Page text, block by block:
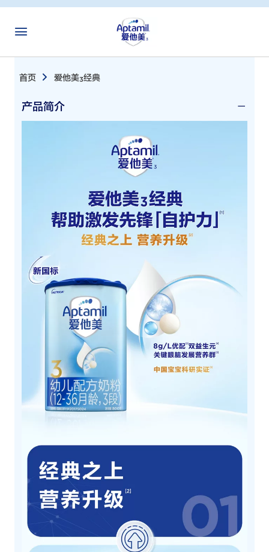
首页 爱他美3经典
产品简介